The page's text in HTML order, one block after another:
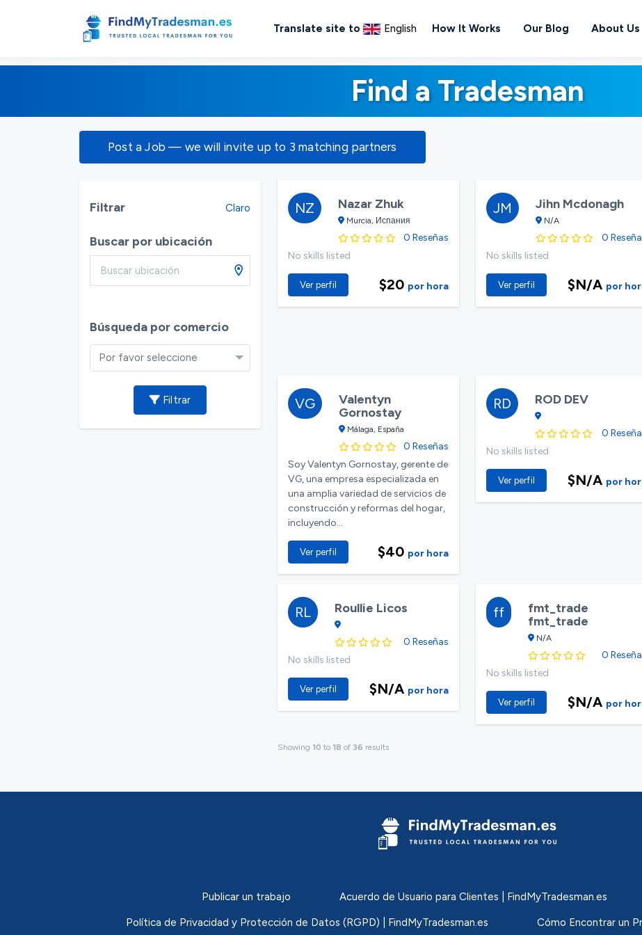
Translate site to English How It Works Our Blog About Us
Find a Tradesman
Post a Job — we will invite up to 3 matching partners
Filtrar Claro
Buscar por ubicación
Búsqueda por comercio
Por favor seleccione
Filtrar
NZ Nazar Zhuk
Murcia, Испания
0 Reseñas
No skills listed
Ver perfil $20 por hora
JM Jihn Mcdonagh
N/A
0
No skills listed
Ver perfil $N/A por
VG
Valentyn
Gornostay
Málaga, España
0 Reseñas
Soy Valentyn Gornostay, gerente de
VG, una empresa especializada en
una amplia variedad de servicios de
construcción y reformas del hogar,
incluyendo...
Ver perfil $40 por hora
RD ROD DEV
0
No skills listed
Ver perfil $N/A por
RL Roullie Licos
0 Reseñas
No skills listed
Ver perfil $N/A por hora
ff
fmt_trade
fmt_trade
N/A
0
No skills listed
Ver perfil $N/A por
Showing 10 to 18 of 36 results
Publicar un trabajo Acuerdo de Usuario para Clientes | FindMyTradesman.es
Política de Privacidad y Protección de Datos (RGPD) | FindMyTradesman.es Cómo Encontrar un